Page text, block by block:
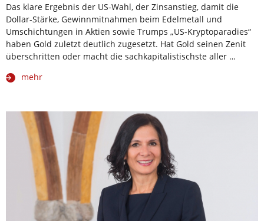
Das klare Ergebnis der US-Wahl, der Zinsanstieg, damit die
Dollar-Stärke, Gewinnmitnahmen beim Edelmetall und
Umschichtungen in Aktien sowie Trumps „US-Kryptoparadies“
haben Gold zuletzt deutlich zugesetzt. Hat Gold seinen Zenit
überschritten oder macht die sachkapitalistischste aller …
mehr